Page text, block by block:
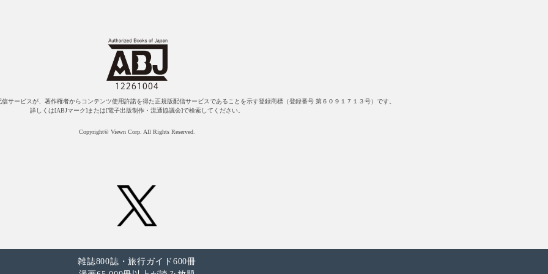
サービスが、著作権者からコンテンツ使用許諾を得た正規版配信サービスであることを示す登録商標（登録番号 第６０９１７１３号）です。
詳しくは[ABJマーク]または[電子出版制作・流通協議会]で検索してください。
Copyright© Viewn Corp. All Rights Reserved.
雑誌800誌・旅行ガイド600冊